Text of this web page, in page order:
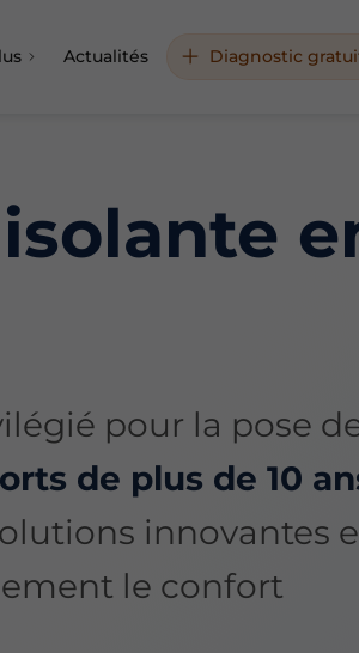
Actualités Diagnostic
pour la pose
de plus de 10
innovantes
le confort